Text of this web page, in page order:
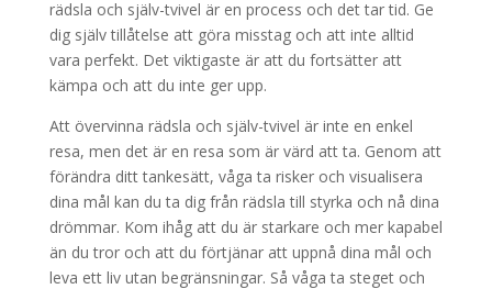
rädsla och själv-tvivel är en process och det tar tid. Ge
dig själv tillåtelse att göra misstag och att inte alltid
vara perfekt. Det viktigaste är att du fortsätter att
kämpa och att du inte ger upp.
Att övervinna rädsla och själv-tvivel är inte en enkel
resa, men det är en resa som är värd att ta. Genom att
förändra ditt tankesätt, våga ta risker och visualisera
dina mål kan du ta dig från rädsla till styrka och nå dina
drömmar. Kom ihåg att du är starkare och mer kapabel
än du tror och att du förtjänar att uppnå dina mål och
leva ett liv utan begränsningar. Så våga ta steget och